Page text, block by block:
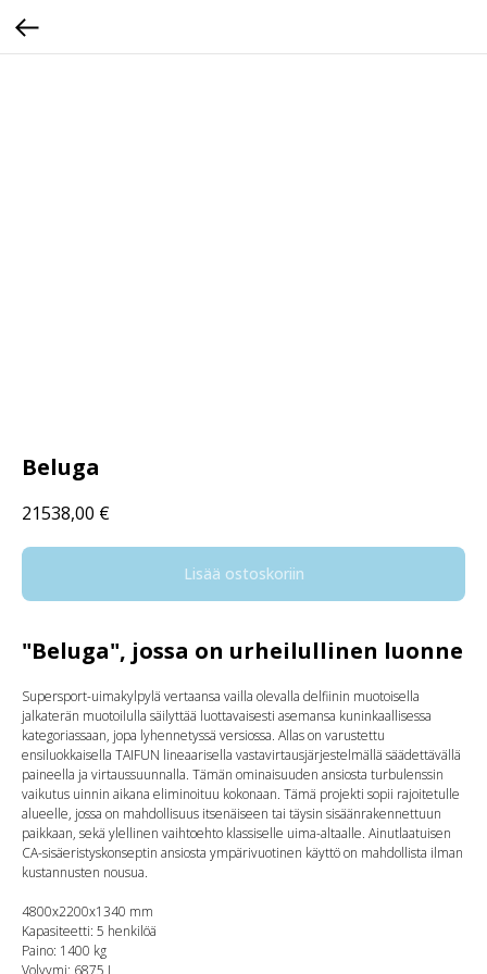
Beluga
21538,00 €
Lisää ostoskoriin
"Beluga", jossa on urheilullinen luonne
Supersport-uimakylpylä vertaansa vailla olevalla delfiinin muotoisella
jalkaterän muotoilulla säilyttää luottavaisesti asemansa kuninkaallisessa
kategoriassaan, jopa lyhennetyssä versiossa. Allas on varustettu
ensiluokkaisella TAIFUN lineaarisella vastavirtausjärjestelmällä säädettävällä
paineella ja virtaussuunnalla. Tämän ominaisuuden ansiosta turbulenssin
vaikutus uinnin aikana eliminoituu kokonaan. Tämä projekti sopii rajoitetulle
alueelle, jossa on mahdollisuus itsenäiseen tai täysin sisäänrakennettuun
paikkaan, sekä ylellinen vaihtoehto klassiselle uima-altaalle. Ainutlaatuisen
CA-sisäeristyskonseptin ansiosta ympärivuotinen käyttö on mahdollista ilman
kustannusten nousua.
4800x2200x1340 mm
Kapasiteetti: 5 henkilöä
Paino: 1400 kg